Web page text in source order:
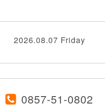
2026.08.07 Friday
0857-51-0802